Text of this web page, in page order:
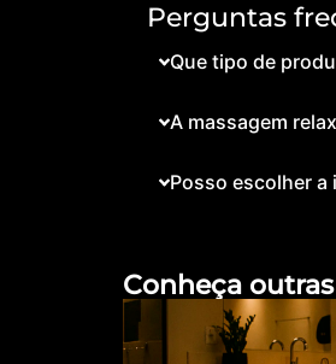
Perguntas
Que tipo de
A massagem
Posso escolher
Conheça